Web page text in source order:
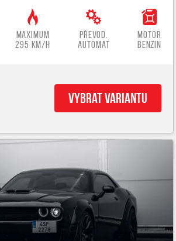
Maximum
295 km/h
Převod.
automat
Motor
benzin
Vybrat variantu